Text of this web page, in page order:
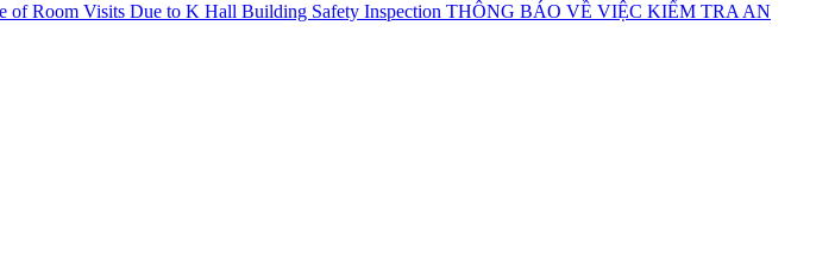
Visits Due to K Hall Building Safety Inspection THÔNG BÁO VỀ VIỆC KIỂM TRA AN